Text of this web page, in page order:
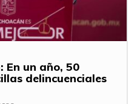
En un año, 50
delincuenciales